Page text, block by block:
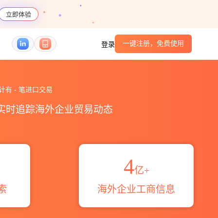
立即体验
登录 一键注册，免费使用
有 - 笔进口交易
时追踪海外企业贸易动态
4亿+
海外企业工商信息